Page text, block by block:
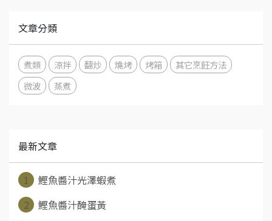
文章分類
煮類 涼拌 翻炒 燒烤 烤箱
其它烹飪方法
微波
蒸煮
最新文章
1
鰹魚醬汁光澤蝦煮
2
鰹魚醬汁醃蛋黃